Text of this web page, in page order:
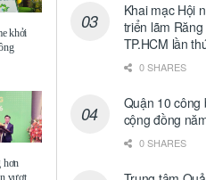
khởi
hơn
vượt
Khai mạc Hội
triển lãm
TP.HCM lần
0 SHARES
Quận 10 công
cộng đồng
0 SHARES